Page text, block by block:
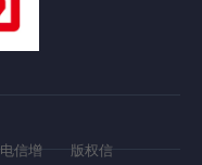
电信增 版权信